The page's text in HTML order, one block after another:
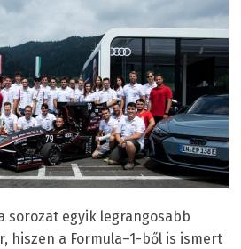
sorozat egyik legrangosabb
hiszen a Formula–1-ből is ismert